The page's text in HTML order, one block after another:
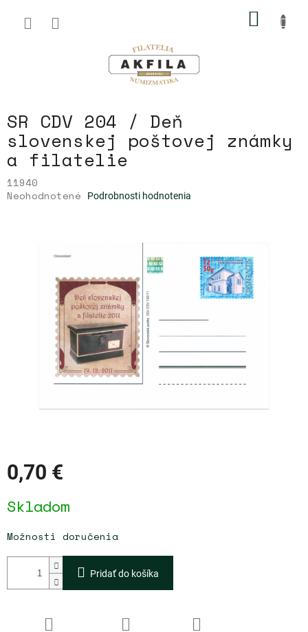
obsah
SR CDV 204 / Deň
slovenskej poštovej známky
a filatelie
11940
Priemerné
hviezdičiek.
Neohodnotené Podrobnosti hodnotenia
0,70 €
cena:
Skladom
Možnosti doručenia
Pridať do košíka